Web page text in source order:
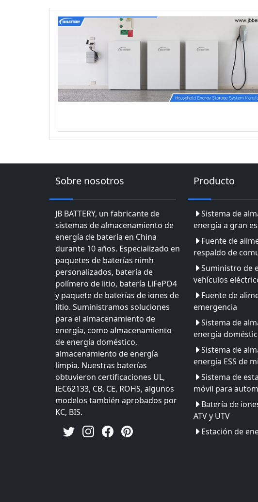
Sobre nosotros
JB BATTERY, un fabricante de
sistemas de almacenamiento de
energía de batería en China
durante 10 años. Especializado en
paquetes de baterías nimh
personalizados, batería de
polímero de litio, batería LiFePO4
y paquete de baterías de iones de
litio. Suministramos soluciones
para el almacenamiento de
energía, como almacenamiento
de energía doméstico,
almacenamiento de energía
limpia. Nuestras baterías
obtuvieron certificaciones UL,
IEC62133, CB, CE, ROHS, algunos
modelos también aprobados por
KC, BIS.
Producto
Sistema de
energía a gran
Fuente de
respaldo de
Suministro de
vehículos
Fuente de
emergencia
Sistema de
energía
Sistema de
energía ESS de
Sistema de
móvil para
Batería de
ATV y UTV
Estación de